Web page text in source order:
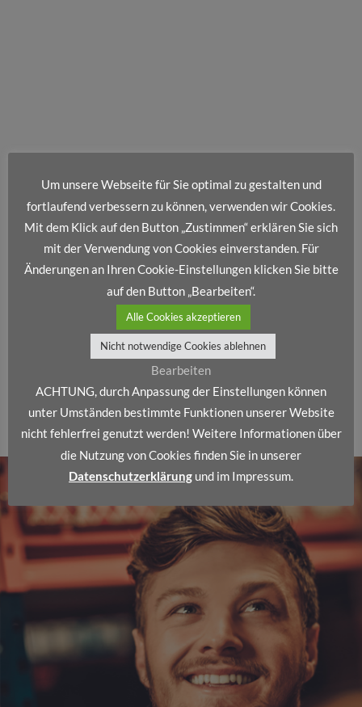
Um unsere Webseite für Sie optimal zu gestalten und
fortlaufend verbessern zu können, verwenden wir Cookies.
Mit dem Klick auf den Button „Zustimmen“ erklären Sie sich
mit der Verwendung von Cookies einverstanden. Für
Änderungen an Ihren Cookie-Einstellungen klicken Sie bitte
auf den Button „Bearbeiten“.
Alle Cookies akzeptieren
Nicht notwendige Cookies ablehnen
Bearbeiten
ACHTUNG, durch Anpassung der Einstellungen können
unter Umständen bestimmte Funktionen unserer Website
nicht fehlerfrei genutzt werden! Weitere Informationen über
die Nutzung von Cookies finden Sie in unserer
Datenschutzerklärung und im Impressum.